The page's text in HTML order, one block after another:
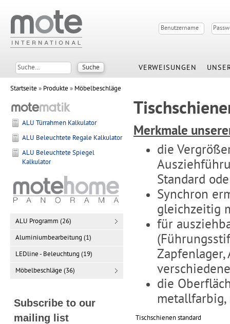
VERWEISUNGEN
Startseite » Produkte » Möbelbeschläge
Merkmale
die
Standard
Synchron
gleichzeitig
für
die
metallfarbig,
Tischschienen standard
ALU Türrahmen Kalkulator
ALU Beleuchtete Regale Kalkulator
ALU Beleuchtete Spiegel
Kalkulator
ALU Programm (26)
Aluminiumbearbeitung (1)
LEDline - Beleuchtung (19)
Möbelbeschläge (36)
Subscribe to our
mailing list